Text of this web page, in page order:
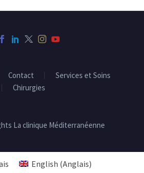
Contact
Services et Soins
Chirurgies
La clinique Méditerranéenne
English (Anglais)